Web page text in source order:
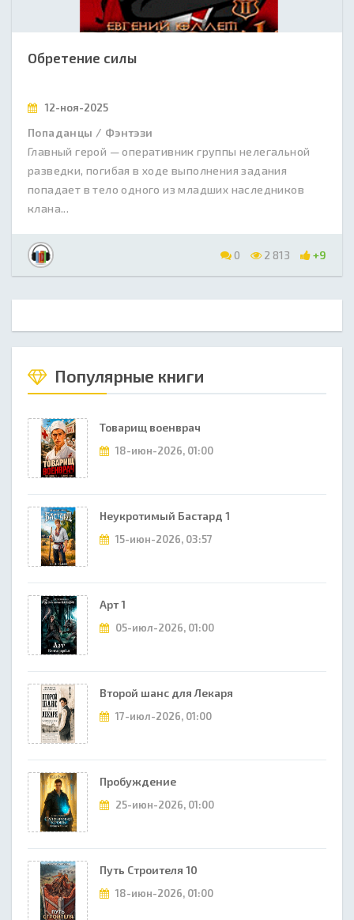
Обретение силы
12-ноя-2025
Попаданцы / Фэнтэзи
Главный герой — оперативник группы нелегальной
разведки, погибая в ходе выполнения задания
попадает в тело одного из младших наследников
клана...
0 2 813 +9
Популярные книги
Товарищ военврач
18-июн-2026, 01:00
Неукротимый Бастард 1
15-июн-2026, 03:57
Арт 1
05-июл-2026, 01:00
Второй шанс для Лекаря
17-июл-2026, 01:00
Пробуждение
25-июн-2026, 01:00
Путь Строителя 10
18-июн-2026, 01:00